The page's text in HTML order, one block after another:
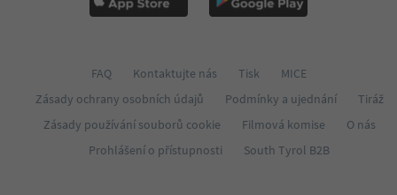
FAQ Kontaktujte nás Tisk
MICE
Zásady ochrany osobních údajů
Podmínky a ujednání
Tiráž
Zásady používání souborů cookie
Filmová komise
O nás
Prohlášení o přístupnosti
South Tyrol B2B